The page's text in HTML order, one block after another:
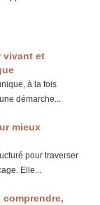
vivant et
à la fois
démarche...
mieux
pour traverser
Elle...